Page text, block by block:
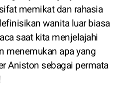
memikat dan rahasia
wanita luar biasa
saat kita menjelajahi
menemukan apa yang
Aniston sebagai permata